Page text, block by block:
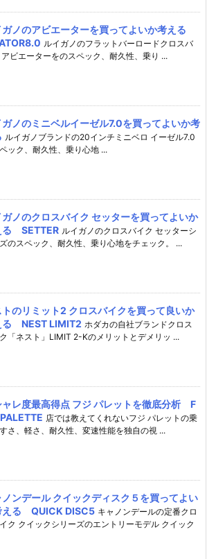
ガノのアビエーターを買ってよいか考える
ルイガノのフラットバーロードクロスバ
アビエーターをのスペック、耐久性、乗り ...
ガノのミニベルイーゼル7.0を買ってよいか考
ルイガノブランドの20インチミニベロ イーゼル7.0
ック、耐久性、乗り心地 ...
ガノのクロスバイク セッターを買ってよいか
る SETTER ルイガノのクロスバイク セッターシ
のスペック、耐久性、乗り心地をチェック。 ...
のリミット2 クロスバイクを買って良いか
る NEST LIMIT2 ホダカの自社ブランドクロス
「ネスト」LIMIT 2-Kのメリットとデメリッ ...
ャレ度最高得点 フジ パレットを徹底分析 F
店では教えてくれないフジ パレットの乗
さ、軽さ、耐久性、変速性能を独自の視 ...
ノンデール クイックディスク５を買ってよい
える QUICK DISC5 キャノンデールの定番クロ
ク クイックシリーズのエントリーモデル クイック